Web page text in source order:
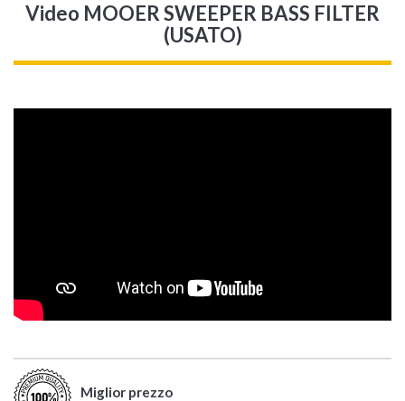
Video MOOER SWEEPER BASS FILTER
(USATO)
Miglior prezzo